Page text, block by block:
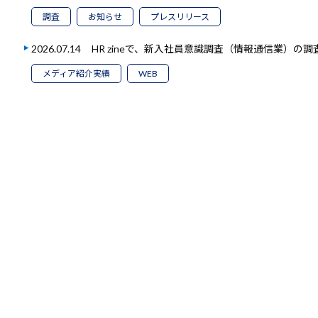
調査 お知らせ プレスリリース
2026.07.14 HR zineで、新入社員意識調査（情報通信業）の
メディア紹介実績 WEB